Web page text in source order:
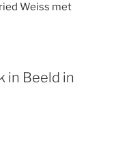
Weiss met
in Beeld in